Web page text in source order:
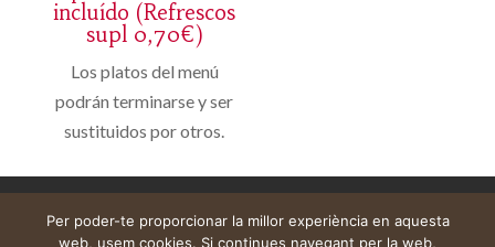
incluído (Refrescos
supl 0,70€)
Los platos del menú
podrán terminarse y ser
sustituidos por otros.
Per poder-te proporcionar la millor experiència en aquesta
web, usem cookies. Si continues navegant per la web,